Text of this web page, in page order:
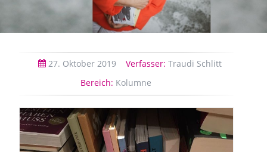
27. Oktober 2019 Verfasser: Traudi Schlitt
Bereich: Kolumne